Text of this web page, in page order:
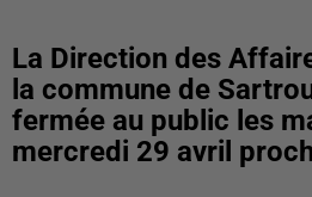
La Direction des
la commune de
fermée au public les
mercredi 29 avril